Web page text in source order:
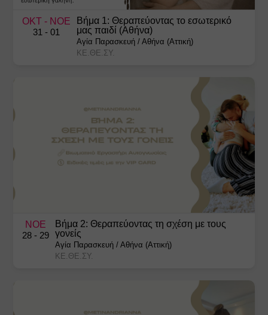
ΟΚΤ
- ΝΟΕ
31 - 01
Βήμα 1: Θεραπεύοντας το εσωτερικό
μας παιδί (Αθήνα)
Αγία Παρασκευή /Αθήνα (Αττική)
ΚΕ.ΘΕ.ΣΥ.
ΝΟΕ
28 - 29
Βήμα 2: Θεραπεύοντας τη σχέση με τους
γονείς
Αγία Παρασκευή /Αθήνα (Αττική)
ΚΕ.ΘΕ.ΣΥ.